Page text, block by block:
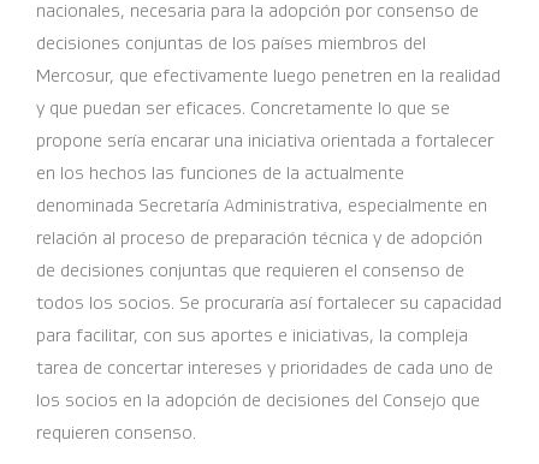
nacionales, necesaria para la adopción por consenso de
decisiones conjuntas de los países miembros del
Mercosur, que efectivamente luego penetren en la realidad
y que puedan ser eficaces. Concretamente lo que se
propone sería encarar una iniciativa orientada a fortalecer
en los hechos las funciones de la actualmente
denominada Secretaría Administrativa, especialmente en
relación al proceso de preparación técnica y de adopción
de decisiones conjuntas que requieren el consenso de
todos los socios. Se procuraría así fortalecer su capacidad
para facilitar, con sus aportes e iniciativas, la compleja
tarea de concertar intereses y prioridades de cada uno de
los socios en la adopción de decisiones del Consejo que
requieren consenso.